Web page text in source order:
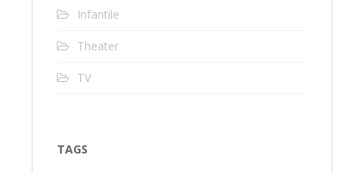
Infantile
Theater
TV
TAGS